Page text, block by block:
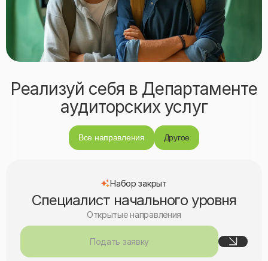
Реализуй себя в Департаменте
аудиторских услуг
Все направления Другое
Специалист начального уровня
Открытые направления
Набор закрыт
Подать заявку